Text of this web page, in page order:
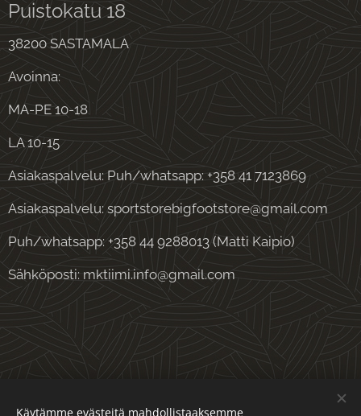
Puistokatu 18
38200 SASTAMALA
Avoinna:
MA-PE 10-18
LA 10-15
Asiakaspalvelu: Puh/whatsapp: +358 41 7123869
Asiakaspalvelu: sportstorebigfootstore@gmail.com
Puh/whatsapp: +358 44 9288013 (Matti Kaipio)
Sähköposti: mktiimi.info@gmail.com
Evästeet
Käytämme evästeitä mahdollistaaksemme